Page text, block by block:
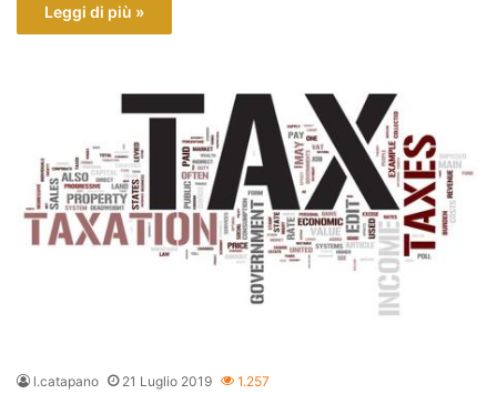
Leggi di più »
l.catapano 21 Luglio 2019 1.257